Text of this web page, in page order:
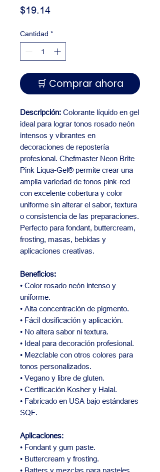
$19.14Precio
Cantidad *
🛒 Comprar ahora
Descripción: Colorante líquido en gel
ideal para lograr tonos rosado neón
intensos y vibrantes en
decoraciones de repostería
profesional. Chefmaster Neon Brite
Pink Liqua-Gel® permite crear una
amplia variedad de tonos pink-red
con excelente cobertura y color
uniforme sin alterar el sabor, textura
o consistencia de las preparaciones.
Perfecto para fondant, buttercream,
frosting, masas, bebidas y
aplicaciones creativas.
Beneficios:
• Color rosado neón intenso y
uniforme.
• Alta concentración de pigmento.
• Fácil dosificación y aplicación.
• No altera sabor ni textura.
• Ideal para decoración profesional.
• Mezclable con otros colores para
tonos personalizados.
• Vegano y libre de gluten.
• Certificación Kosher y Halal.
• Fabricado en USA bajo estándares
SQF.
Aplicaciones:
• Fondant y gum paste.
• Buttercream y frosting.
• Batters y mezclas para pasteles.